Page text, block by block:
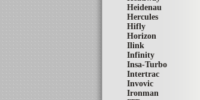
Heidenau
Hercules
Hifly
Horizon
Ilink
Infinity
Insa-Turbo
Intertrac
Invovic
Ironman